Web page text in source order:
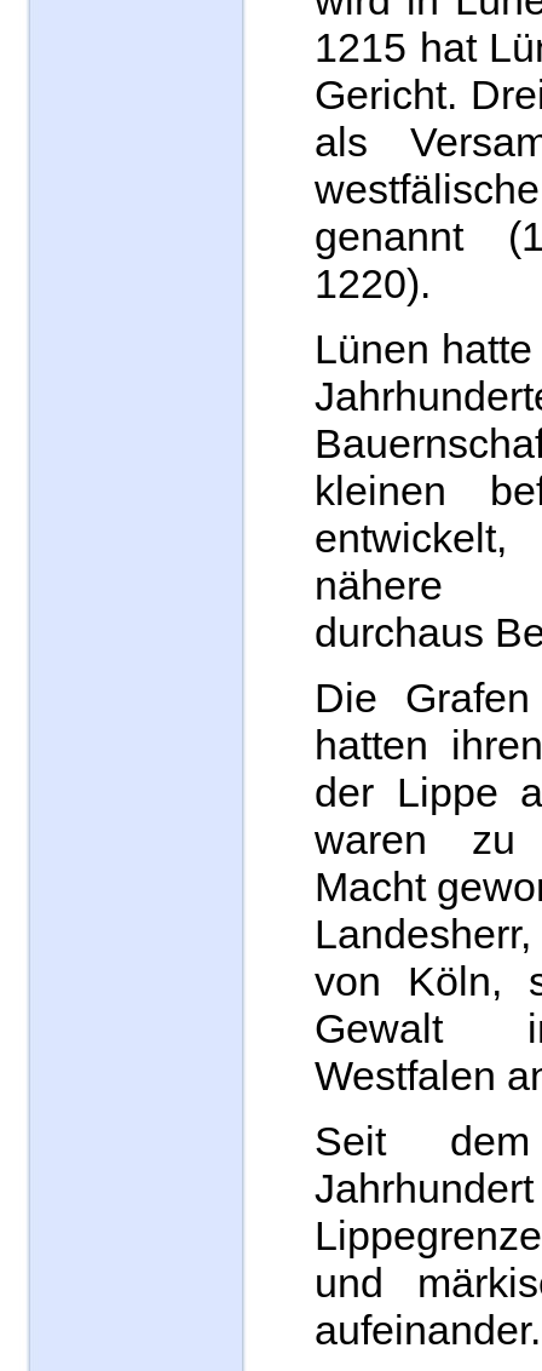
1215 hat
Gericht.
als
genannt
1220).
Lünen
kleinen
nähere
durchaus
Die
hatten
der Lippe
waren zu
Macht
von Köln,
Gewalt
Westfalen
Seit
und
aufeinander.